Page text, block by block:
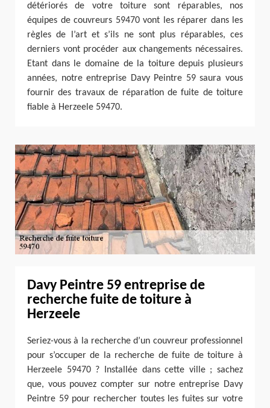
détériorés de votre toiture sont réparables, nos
équipes de couvreurs 59470 vont les réparer dans les
règles de l’art et s’ils ne sont plus réparables, ces
derniers vont procéder aux changements nécessaires.
Etant dans le domaine de la toiture depuis plusieurs
années, notre entreprise Davy Peintre 59 saura vous
fournir des travaux de réparation de fuite de toiture
fiable à Herzeele 59470.
Davy Peintre 59 entreprise de
recherche fuite de toiture à
Herzeele
Seriez-vous à la recherche d’un couvreur professionnel
pour s’occuper de la recherche de fuite de toiture à
Herzeele 59470 ? Installée dans cette ville ; sachez
que, vous pouvez compter sur notre entreprise Davy
Peintre 59 pour rechercher toutes les fuites sur votre